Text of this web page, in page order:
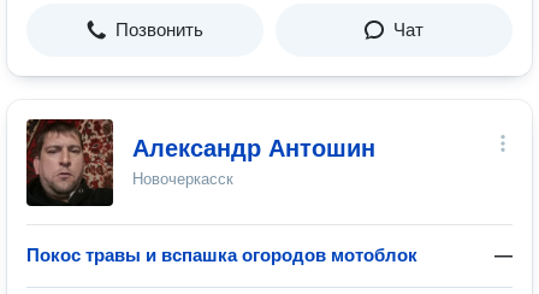
Позвонить Чат
Александр Антошин
Новочеркасск
Покос травы и вспашка огородов мотоблок —